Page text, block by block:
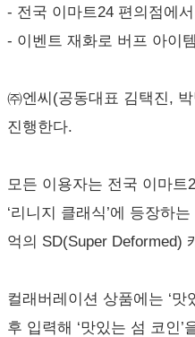
- 전국 이마트24 편의점에
- 이벤트 재화로 버프 아이
㈜엔씨(공동대표 김택진,
진행한다.
모든 이용자는 전국 이마트
‘리니지 클래식’에 등장하
억의 SD(Super Deformed)
컬래버레이션 상품에는 ‘
후 입력해 ‘맛있는 섬 코인’